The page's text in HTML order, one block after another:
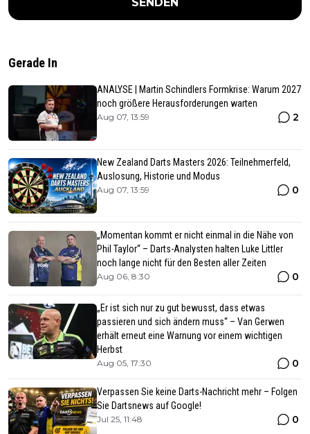
SENDEN
Gerade In
ANALYSE | Martin Schindlers Formkrise: Warum 2027
noch größere Herausforderungen warten
Aug 07, 13:59 2
New Zealand Darts Masters 2026: Teilnehmerfeld,
Auslosung, Historie und Modus
Aug 07, 13:59 0
„Momentan kommt er nicht einmal in die Nähe von
Phil Taylor“ – Darts-Analysten halten Luke Littler
noch lange nicht für den Besten aller Zeiten
Aug 06, 8:30 0
„Er ist sich nur zu gut bewusst, dass etwas
passieren und sich ändern muss“ – Van Gerwen
erhält erneut eine Warnung vor einem wichtigen
Herbst
Aug 05, 17:30 0
Verpassen Sie keine Darts-Nachricht mehr – Folgen
Sie Dartsnews auf Google!
Jul 25, 11:48 0